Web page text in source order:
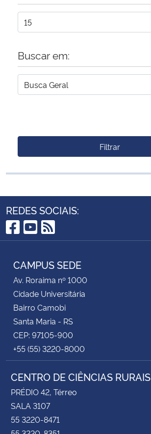
Buscar em:
Filtrar
REDES SOCIAIS:
Facebook
YouTube
RSS
CAMPUS SEDE
Av. Roraima nº 1000
Cidade Universitária
Bairro Camobi
Santa Maria - RS
CEP: 97105-900
+55 (55) 3220-8000
CENTRO DE CIÊNCIAS RURAIS
PRÉDIO 42, Térreo
SALA 3107
55 3220-8471